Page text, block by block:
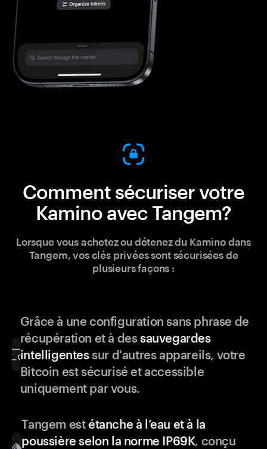
Comment sécuriser votre
Kamino avec Tangem?
Lorsque vous achetez ou détenez du Kamino dans
Tangem, vos clés privées sont sécurisées de
plusieurs façons :
Grâce à une configuration sans phrase de
récupération et à dessauvegardes
intelligentessur d'autres appareils, votre
Bitcoin est sécurisé et accessible
uniquement par vous.
Tangem estétanche à l’eau et à la
poussière selon la norme IP69K, conçu